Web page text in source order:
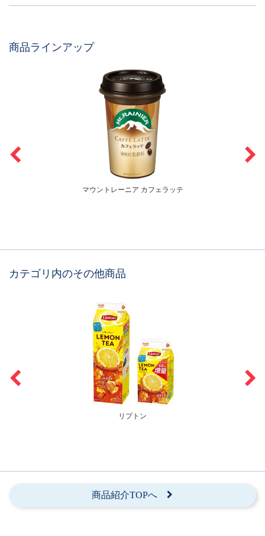
商品ラインアップ
マウントレーニア カフェラッテ
カテゴリ内のその他商品
リプトン
商品紹介TOPへ